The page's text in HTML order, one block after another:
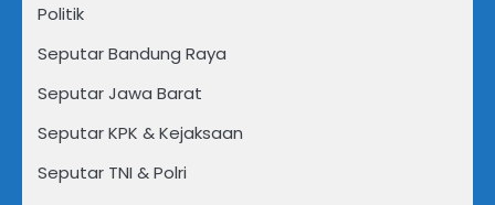
Politik
Seputar Bandung Raya
Seputar Jawa Barat
Seputar KPK & Kejaksaan
Seputar TNI & Polri